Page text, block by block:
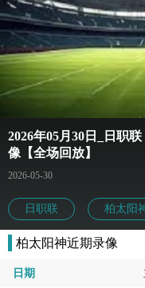
2026年05月30日_日职
像【全场回放】
2026-05-30
日职联 柏太阳
柏太阳神近期录像
日期